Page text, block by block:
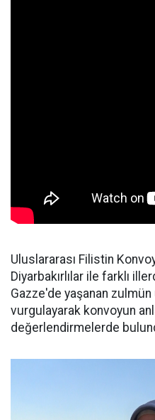
Uluslararası Filistin
Diyarbakırlılar ile farklı
Gazze'de yaşanan
vurgulayarak konvoyun
değerlendirmelerde